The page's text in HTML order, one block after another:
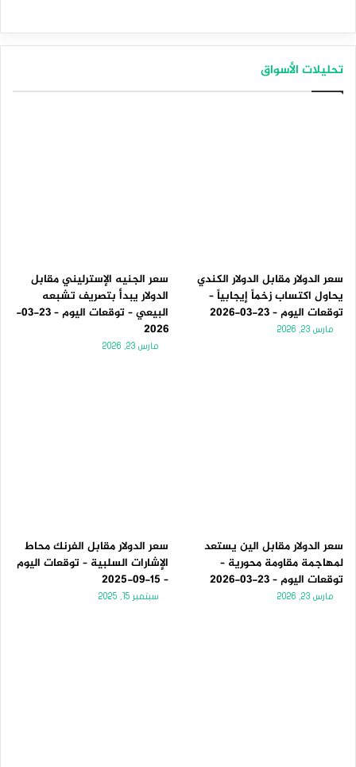
تحليلات الأسواق
سعر الدولار مقابل الدولار الكندي
يحاول اكتساب زخماً إيجابياً –
توقعات اليوم – 23-03-2026
مارس 23, 2026
سعر الجنيه الإسترليني مقابل
الدولار يبدأ بتصريف تشبعه
البيعي – توقعات اليوم – 23-03-
2026
مارس 23, 2026
سعر الدولار مقابل الين يستعد
لمهاجمة مقاومة محورية –
توقعات اليوم – 23-03-2026
مارس 23, 2026
سعر الدولار مقابل الفرنك محاط
الإشارات السلبية – توقعات اليوم
– 15-09-2025
سبتمبر 15, 2025